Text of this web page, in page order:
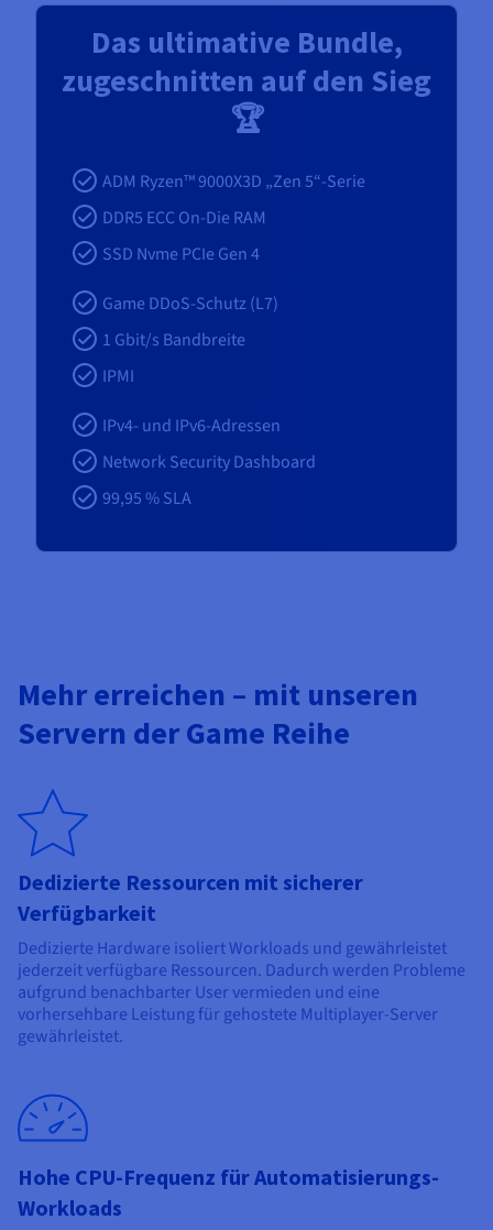
Das ultimative Bundle,
zugeschnitten auf den Sieg
🏆
ADM Ryzen™ 9000X3D „Zen 5“-Serie
DDR5 ECC On-Die RAM
SSD Nvme PCIe Gen 4
Game DDoS-Schutz (L7)
1 Gbit/s Bandbreite
IPMI
IPv4- und IPv6-Adressen
Network Security Dashboard
99,95 % SLA
Mehr erreichen – mit unseren
Servern der Game Reihe
Hohe CPU-Frequenz für Automatisierungs-
Workloads
Dedizierte Ressourcen mit sicherer
Verfügbarkeit
Dedizierte Hardware isoliert Workloads und gewährleistet
jederzeit verfügbare Ressourcen. Dadurch werden Probleme
aufgrund benachbarter User vermieden und eine
vorhersehbare Leistung für gehostete Multiplayer-Server
gewährleistet.